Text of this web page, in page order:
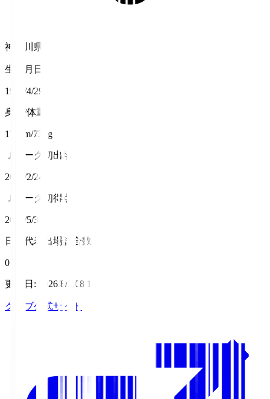
神奈川県
生年月日
1996/4/29
身長/体重
177cm/73kg
Ｊリーグ初出場
2019/2/24
Ｊリーグ初得点
2025/5/3
日本代表出場試合数
0
更新日 : 2026/8/7 08:11
クラブ公式サイト